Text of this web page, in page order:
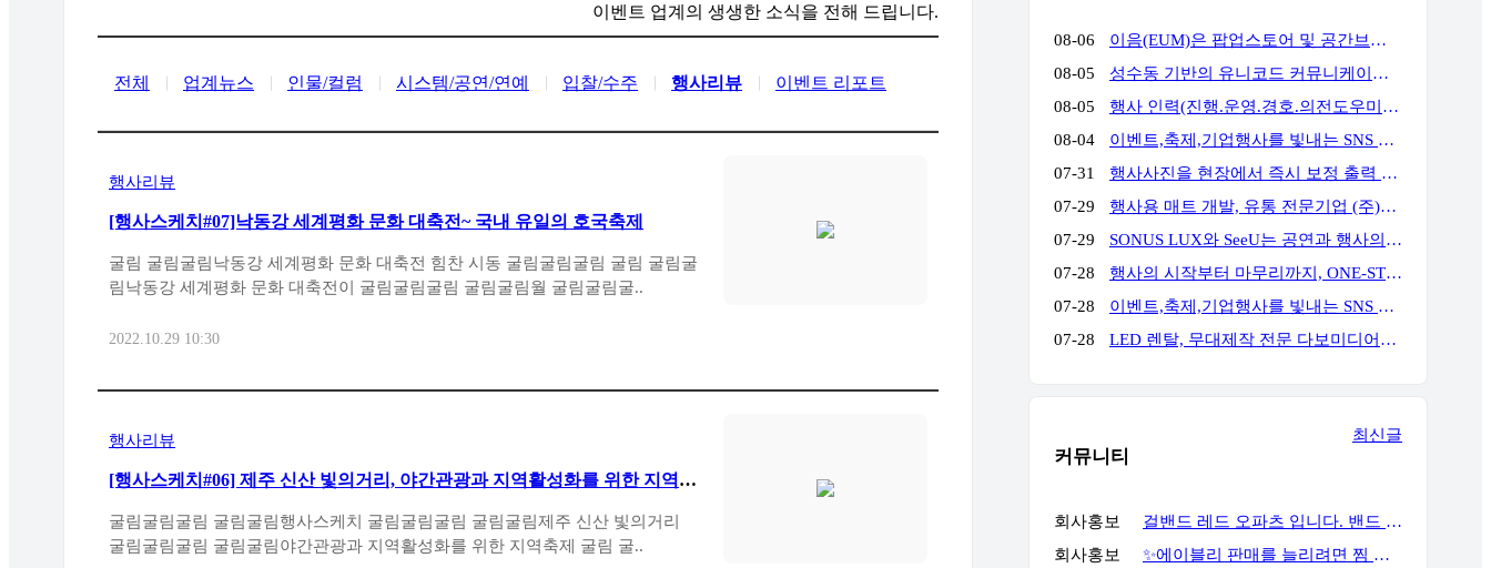
이벤트 업계의 생생한 소식을 전해 드립니다.
전체 업계뉴스 인물/컬럼 시스템/공연/연예 입찰/수주 행사리뷰 이벤트 리포트
행사리뷰
[행사스케치#07]낙동강 세계평화 문화 대축전~ 국내 유일의 호국축제
굴림 굴림굴림낙동강 세계평화 문화 대축전 힘찬 시동 굴림굴림굴림 굴림 굴림굴
림낙동강 세계평화 문화 대축전이 굴림굴림굴림 굴림굴림월 굴림굴림굴..
2022.10.29 10:30
행사리뷰
[행사스케치#06] 제주 신산 빛의거리, 야간관광과 지역활성화를 위한 지역축
굴림굴림굴림 굴림굴림행사스케치 굴림굴림굴림 굴림굴림제주 신산 빛의거리
굴림굴림굴림 굴림굴림야간관광과 지역활성화를 위한 지역축제 굴림 굴..
08-06
이음(EUM)은 팝업스토어 및 공간브랜딩 전문 업체로서 공간에서 고객과의 접점을 통해 공간에서의 체험과 브랜드 경험을 통해 고객의 마음을 움직일 수 있는 전문 기업입니다. 성수동, 홍대앞, 더현대여의도, 현대백화점 판교 & 목동 & 삼성 & 압구정, 롯데백화점 잠실 & 에비뉴엘, 양양 서피비치, 스타필드, IFC몰, 코엑스, 킨텍스, 교보 & 영풍문고, 부산 밀락타운 & 더베이 101, 콘래드 호텔, 동해안, 전국 리조트 및 호텔 등등에서 경험과 실적을 가지고 있으며, 팝업스토어와 공간브랜딩을 디자인에서부터 시공, 철거까지 완벽한 원스탑 서비스를 대행해드리고 있습니다.
08-05
성수동 기반의 유니코드 커뮤니케이션즈는 브랜드의 가치를 감각적으로 현장화하는 마케팅·프로모션 전문 대행사입니다. 팝업스토어, 기업 행사, 전시부터 축제 부스까지 콘셉트 기획·공간 연출·현장 운영을 통합 수행하여 완성도 높은 행사를 만듭니다. 기획부터 공간연출 현장운영 인력섭외까지 유니코드에게 맞겨주세요!
08-05
행사 인력(진행.운영.경호.의전도우미.프로모터.관람객등) 토탈 에이전시 입니다. 행사 운영에 어려움 많으시죠? 저희가 해결 해드립니다!!!! 연락주세요~!!! 주)월드플래닝 입니다.
08-04
이벤트,축제,기업행사를 빛내는 SNS 숏폼 360 포토(영상)부스입니다. 전문 운영팀이 진행,설치,철거까지 완벽하게 책임집니다. 문의만 주시면 이벤트에 맞게 운영을 제안해드리며,전국 어디서나 렌탈 가능합니다. 인스타그램) https://www.instagram.com/360photo.kr/ 블로그) https://blog.naver.com/360photobooth/ TEL) 032-322-3367 Email) contact@360photo.kr 카톡문의) http://pf.kakao.com/_rxdBin/chat
07-31
행사사진을 현장에서 즉시 보정 출력 진행하는 미스터문포토 문성준실장입니다. 하이브 행사 사진출력 전속진행업체입니다. 포토존사진인화.출력 실시간 상담 http://pf.kakao.com/_Lxkxbxon/chat
07-29
행사용 매트 개발, 유통 전문기업 (주)비오케이 입니다. 기업행사용 '파이론텍스(파이텍스)', '화사한 조경 인조잔디'를 행사 분야에 대량 공급하고 있습니다. 단순 구매 및 렌탈, 시공 까지 모두 가능하며 온-오프라인 최저가 공급을 약속합니다. 실제 거래 중인 기업 대표님들께서 아주 저렴하게 만족스러운 품질로 사용 중이십니다. 문의: 010 4II9 43II 이메일: kbs@bokkorea.com
07-29
SONUS LUX와 SeeU는 공연과 행사의 음향·조명을 설계하고 운영하는 현장 전문팀입니다. 방송 프로그램, 국가행사, 대형 페스티벌, 기업행사 등 다양한 프로젝트에서 축적한 경험을 바탕으로 공간 구조와 행사 성격, 관객 규모에 맞는 시스템을 구성합니다. 장비 수량이나 규모를 앞세우기보다 명료한 사운드, 효과적인 조명 연출, 안정적인 현장 운영을 중요하게 생각합니다. 공연, 기업행사, 컨퍼런스, 전시, 학교축제, 교회 행사 등 각 현장에 필요한 음향·조명 장비와 전문 인력을 제공합니다. 주요 업무 공연 및 행사 음향·조명 장비 렌탈 현장 여건에 맞춘 시스템 설계와 장비 구성 FOH·모니터·재생·송출 음향 운영 무대조명 디자인 및 오퍼레이팅 장비 설치, 시스템 튜닝 및 현장 기술 관리 문의 대표: 김수한 연락처: 010-8309-1024 이메일: sonus-lux@naver.com
07-28
행사의 시작부터 마무리까지, ONE-STOP 행사 전문 파트너 행사 기획·운영부터 무대·음향·조명·LED 스크린 시스템, 전문 기술 인력까지 모두 갖춘 원스톱 행사 전문 업체입니다. 행사에 필요한 여러 업체를 따로 섭외할 필요 없이, 기획부터 설치·운영·철수까지 전 과정을 하나의 파트너가 책임지고 수행합니다. WHY US? ✅ 풍부한 수행 경험과 검증된 운영 노하우 공공기관·지자체·지역축제·기업행사 등 다양한 프로젝트 수행 경험을 바탕으로 안정적이고 체계적인 행사 운영을 제공합니다. ✅ 전문 기술 인력의 체계적인 현장 운영 무대·음향·조명·LED 스크린까지 숙련된 전문 인력이 직접 운영하여 완성도 높은 행사 품질과 신속한 현장 대응을 제공합니다. ✅ 자체 장비 시스템 기반의 원스톱 서비스 무대·음향·조명·LED 스크린 등 주요 행사 장비를 자체 보유하여 높은 품질, 신속한 대응, 합리적인 비용으로 효율적인 행사 운영을 지원합니다. 주요 서비스 ✔ 공공기관·지자체 공식 행사 (준공식, 개소식, 기념식, 선포식 등) ✔ 지역축제·문화·관광 행사 ✔ 기업·기관·단체 행사 (체육대회, 워크숍, 기념행사 등) ✔ 무대·음향·조명·LED 시스템 설계·설치 및 운영
07-28
이벤트,축제,기업행사를 빛내는 SNS 숏폼 360 포토(영상)부스입니다. 전문 운영팀이 진행,설치,철거까지 완벽하게 책임집니다. 문의만 주시면 이벤트에 맞게 운영을 제안해드리며,전국 어디서나 렌탈 가능합니다. 인스타그램) https://www.instagram.com/360photo.kr/ 블로그) https://blog.naver.com/360photobooth/ TEL) 032-322-3367 Email) contact@360photo.kr 카톡문의) http://pf.kakao.com/_rxdBin/chat
07-28
LED 렌탈, 무대제작 전문 다보미디어입니다! 연락주세요!
커뮤니티
최신글
회사홍보
걸밴드 레드 오파츠 입니다. 밴드 필요하시면 언제든지 연락주세요
회사홍보
✨에이블리 판매를 늘리려면 찜 이후 구매 흐름까지 봐야 합니다✨